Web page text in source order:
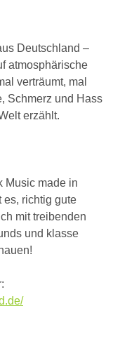
Deutschland –
atmosphärische
verträumt, mal
Schmerz und Hass
erzählt.
Music made in
es, richtig gute
mit treibenden
und klasse